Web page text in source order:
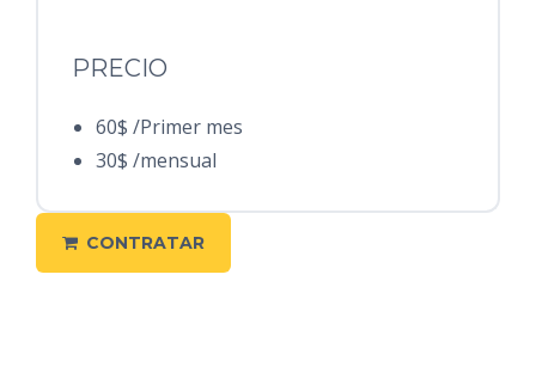
PRECIO
60$ /Primer mes
30$ /mensual
CONTRATAR